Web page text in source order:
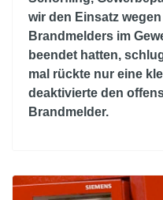
wir den Einsatz
Brandmelders im
beendet hatten,
mal rückte nur eine
deaktivierte den
Brandmelder.